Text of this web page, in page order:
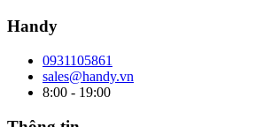
Handy
0931105861
sales@handy.vn
8:00 - 19:00